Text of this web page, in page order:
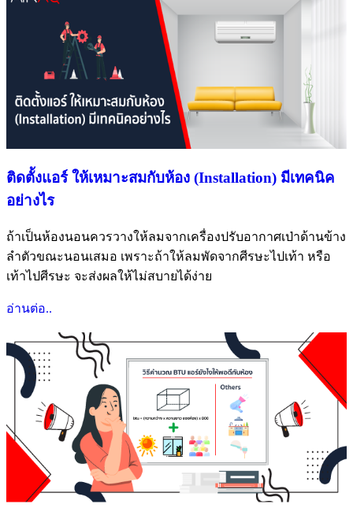
ติดตั้งแอร์ ให้เหมาะสมกับห้อง (Installation) มีเทคนิค
อย่างไร
ถ้าเป็นห้องนอนควรวางให้ลมจากเครื่องปรับอากาศเป่าด้านข้าง
ลำตัวขณะนอนเสมอ เพราะถ้าให้ลมพัดจากศีรษะไปเท้า หรือ
เท้าไปศีรษะ จะส่งผลให้ไม่สบายได้ง่าย
อ่านต่อ..